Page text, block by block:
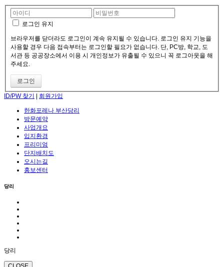
로그인 유지
브라우저를 닫더라도 로그인이 계속 유지될 수 있습니다. 로그인 유지 기능을
사용할 경우 다음 접속부터는 로그인할 필요가 없습니다. 단, PC방, 학교, 도
서관 등 공공장소에서 이용 시 개인정보가 유출될 수 있으니 꼭 로그아웃을 해
주세요.
ID/PW 찾기 회원가입
한화포레나 부산당리
방문예약
사업개요
입지환경
프리미엄
단지배치도
오시는길
홍보센터
당리
당리